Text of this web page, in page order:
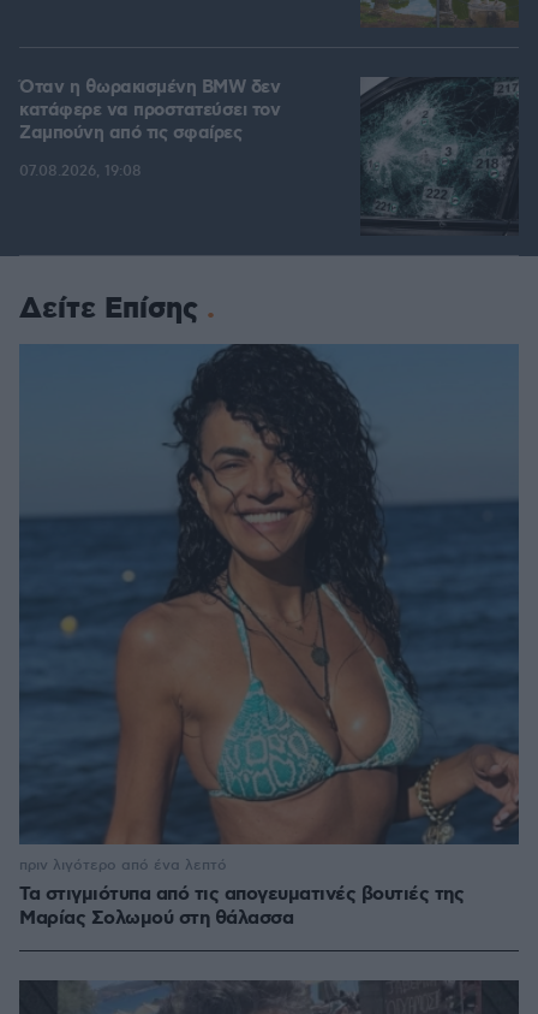
Όταν η θωρακισμένη BMW δεν
κατάφερε να προστατεύσει τον
Ζαμπούνη από τις σφαίρες
07.08.2026, 19:08
Δείτε Επίσης
Τα στιγμιότυπα από τις απογευματινές βουτιές της
Μαρίας Σολωμού στη θάλασσα
πριν λιγότερο από ένα λεπτό